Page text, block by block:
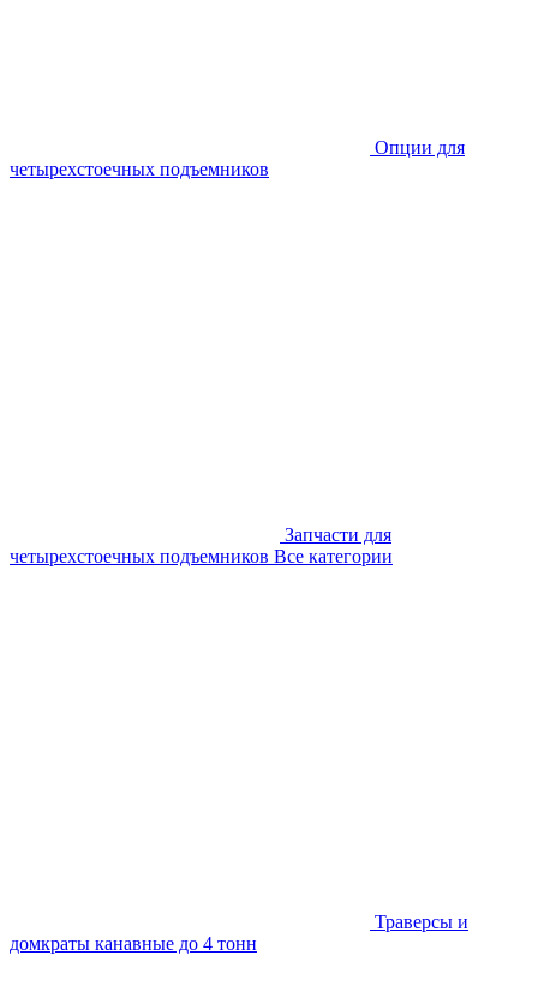
Опции для
четырехстоечных подъемников
Запчасти для
четырехстоечных подъемников Все категории
Траверсы и
домкраты канавные до 4 тонн